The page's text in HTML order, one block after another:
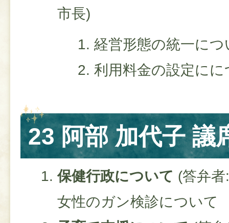
市長)
経営形態の統一につ
利用料金の設定にに
23 阿部 加代子 議
保健行政について (答弁
女性のガン検診について